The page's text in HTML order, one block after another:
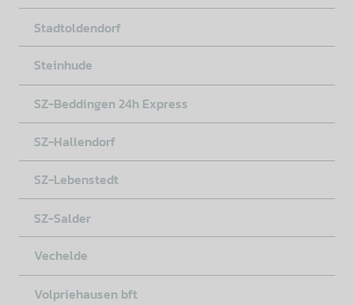
Stadtoldendorf
Steinhude
SZ-Beddingen 24h Express
SZ-Hallendorf
SZ-Lebenstedt
SZ-Salder
Vechelde
Volpriehausen bft